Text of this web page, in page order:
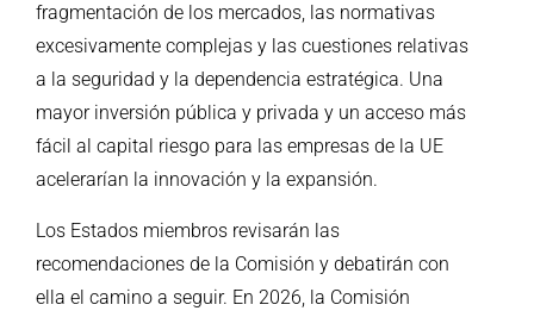
fragmentación de los mercados, las normativas
excesivamente complejas y las cuestiones relativas
a la seguridad y la dependencia estratégica. Una
mayor inversión pública y privada y un acceso más
fácil al capital riesgo para las empresas de la UE
acelerarían la innovación y la expansión.
Los Estados miembros revisarán las
recomendaciones de la Comisión y debatirán con
ella el camino a seguir. En 2026, la Comisión